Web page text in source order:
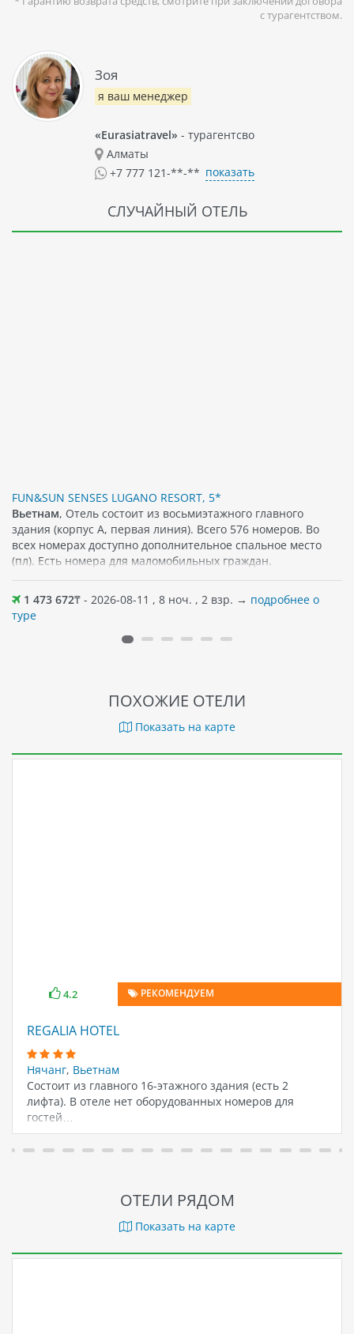
с турагентством.
Зоя
я ваш менеджер
«Eurasiatravel» - турагентсво
Алматы
+7 777 121-**-** показать
СЛУЧАЙНЫЙ ОТЕЛЬ
FUN&SUN SENSES LUGANO RESORT, 5*
Вьетнам, Отель состоит из восьмиэтажного главного
здания (корпус А, первая линия). Всего 576 номеров. Во
всех номерах доступно дополнительное спальное место
(пл). Есть номера для маломобильных граждан.
1 473 672₸ - 2026-08-11 , 8 ноч. , 2 взр. → подробнее о
туре
ПОХОЖИЕ ОТЕЛИ
Показать на карте
4.2 РЕКОМЕНДУЕМ
REGALIA HOTEL
Нячанг, Вьетнам
Состоит из главного 16-этажного здания (есть 2
лифта). В отеле нет оборудованных номеров для
гостей…
ОТЕЛИ РЯДОМ
Показать на карте